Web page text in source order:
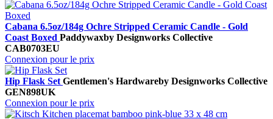
Cabana 6.5oz/184g Ochre Stripped Ceramic Candle - Gold
Coast Boxed Paddywaxby Designworks Collective
CAB0703EU
Connexion pour le prix
Hip Flask SetGentlemen's Hardwareby Designworks Collective
GEN898UK
Connexion pour le prix